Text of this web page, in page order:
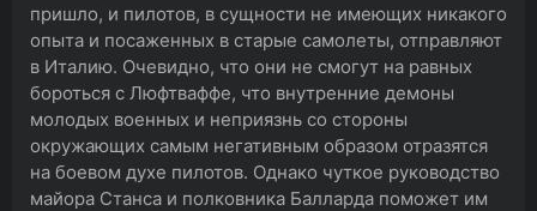
пришло, и пилотов, в сущности не имеющих никакого
опыта и посаженных в старые самолеты, отправляют
в Италию. Очевидно, что они не смогут на равных
бороться с Люфтваффе, что внутренние демоны
молодых военных и неприязнь со стороны
окружающих самым негативным образом отразятся
на боевом духе пилотов. Однако чуткое руководство
майора Станса и полковника Балларда поможет им